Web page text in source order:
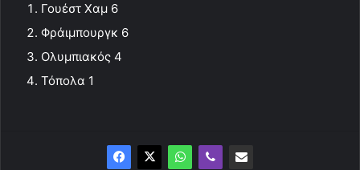
Γουέστ Χαμ 6
Φράιμπουργκ 6
Ολυμπιακός 4
Τόπολα 1